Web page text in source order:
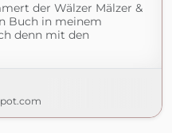
der Wälzer Mälzer &
Buch in meinem
denn mit den